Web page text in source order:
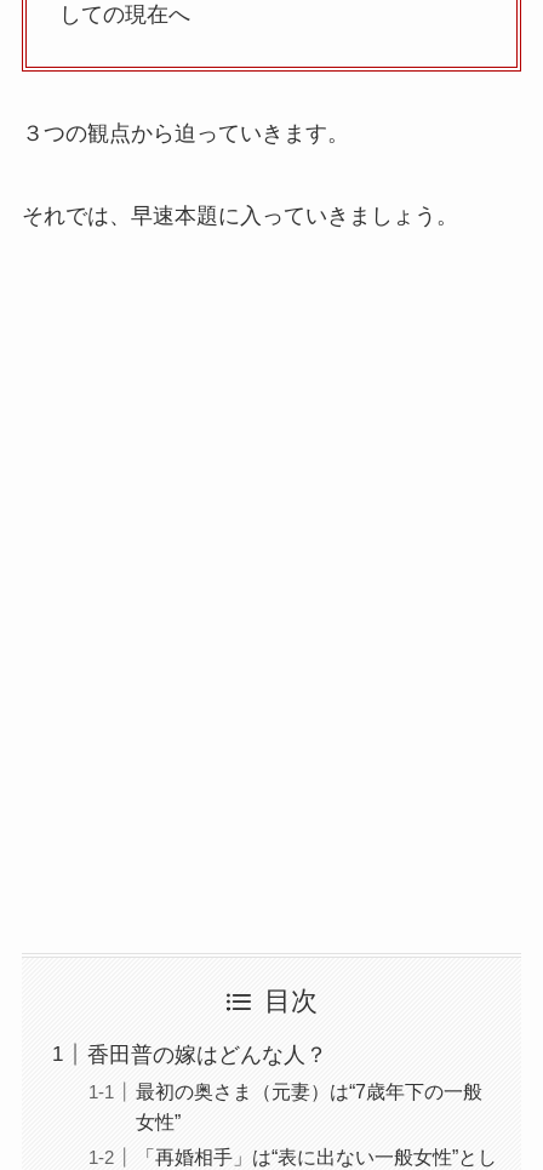
しての現在へ
３つの観点から迫っていきます。
それでは、早速本題に入っていきましょう。
目次
香田普の嫁はどんな人？
最初の奥さま（元妻）は“7歳年下の一般
女性”
「再婚相手」は“表に出ない一般女性”とし